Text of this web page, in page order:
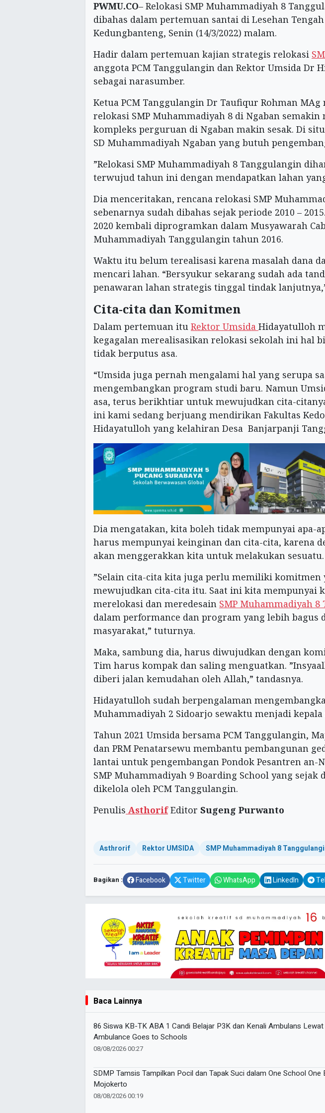
PWMU.CO– Relokasi SMP Muhammadiyah 8
dibahas dalam pertemuan santai di Lesehan Tengah
Kedungbanteng, Senin (14/3/2022) malam.
Hadir dalam pertemuan kajian strategis relokasi
anggota PCM Tanggulangin dan Rektor Umsida Dr
sebagai narasumber.
Ketua PCM Tanggulangin Dr Taufiqur Rohman MAg
relokasi SMP Muhammadiyah 8 di Ngaban semakin
kompleks perguruan di Ngaban makin sesak. Di situ
SD Muhammadiyah Ngaban yang butuh
”Relokasi SMP Muhammadiyah 8 Tanggulangin
terwujud tahun ini dengan mendapatkan lahan
Dia menceritakan, rencana relokasi SMP
sebenarnya sudah dibahas sejak periode 2010 –
2020 kembali diprogramkan dalam Musyawarah
Muhammadiyah Tanggulangin tahun 2016.
Waktu itu belum terealisasi karena masalah dana
mencari lahan. “Bersyukur sekarang sudah ada
penawaran lahan strategis tinggal tindak
Cita-cita dan Komitmen
Dalam pertemuan itu Rektor Umsida Hidayatulloh
kegagalan merealisasikan relokasi sekolah ini hal
tidak berputus asa.
“Umsida juga pernah mengalami hal yang serupa
mengembangkan program studi baru. Namun
asa, terus berikhtiar untuk mewujudkan cita-
ini kami sedang berjuang mendirikan Fakultas
Hidayatulloh yang kelahiran Desa Banjarpanji
Dia mengatakan, kita boleh tidak mempunyai apa-
harus mempunyai keinginan dan cita-cita, karena
akan menggerakkan kita untuk melakukan sesuatu.
”Selain cita-cita kita juga perlu memiliki komitmen
mewujudkan cita-cita itu. Saat ini kita mempunyai
merelokasi dan meredesain SMP Muhammadiyah
dalam performance dan program yang lebih bagus
masyarakat,” tuturnya.
Maka, sambung dia, harus diwujudkan dengan
Tim harus kompak dan saling menguatkan.
diberi jalan kemudahan oleh Allah,” tandasnya.
Hidayatulloh sudah berpengalaman
Muhammadiyah 2 Sidoarjo sewaktu menjadi
Tahun 2021 Umsida bersama PCM Tanggulangin,
dan PRM Penatarsewu membantu pembangunan
lantai untuk pengembangan Pondok Pesantren an-
SMP Muhammadiyah 9 Boarding School yang sejak
dikelola oleh PCM Tanggulangin.
Penulis Asthorif Editor Sugeng Purwanto
Asthrorif Rektor UMSIDA SMP Muhammadiyah 8
Bagikan : Facebook Twitter WhatsApp LinkedIn
Baca Lainnya
86 Siswa KB-TK ABA 1 Candi Belajar P3K dan Kenali Ambulans Lewat
Ambulance Goes to Schools
08/08/2026 00:27
SDMP Tamsis Tampilkan Pocil dan Tapak Suci dalam One School One
Mojokerto
08/08/2026 00:19